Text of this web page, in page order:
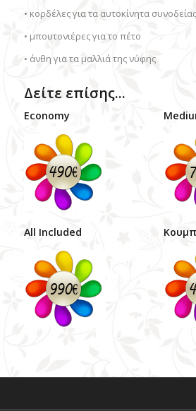
• κορδέλες για τα αυτοκίνητα
• μπουτονιέρες για το πέτο
• άνθη για τα μαλλιά της νύφης
Δείτε επίσης...
Economy
All Included